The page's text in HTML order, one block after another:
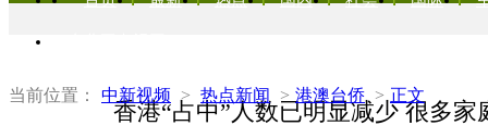
当前位置： 中新视频 > 热点新闻 > 港澳台侨 > 正文
香港“占中”人数已明显减少 很多家